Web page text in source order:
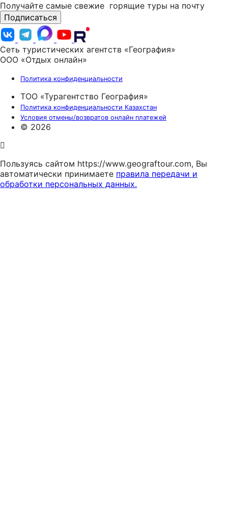
Получайте самые свежие горящие туры на почту
Подписаться
Сеть туристических агентств «География»
ООО «Отдых онлайн»
Политика конфиденциальности
ТОО «Турагентство География»
Политика конфиденциальности Казахстан
Условия отмены/возвратов онлайн платежей
© 2026
Пользуясь сайтом https://www.geograftour.com, Вы
автоматически принимаете правила передачи и
обработки персональных данных.